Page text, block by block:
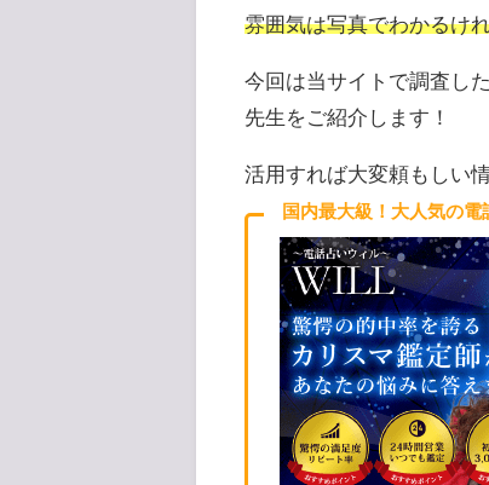
雰囲気は写真でわかるけ
今回は当サイトで調査し
先生をご紹介します！
活用すれば大変頼もしい
国内最大級！大人気の電